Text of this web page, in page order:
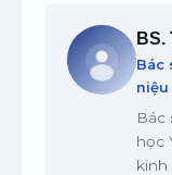
BS.
Bác
niệu
Bác
học
kinh